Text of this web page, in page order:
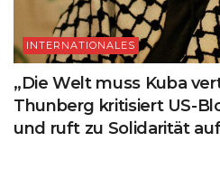
INTERNATIONALES
„Die Welt muss Kuba
Thunberg kritisiert US-
und ruft zu Solidarität